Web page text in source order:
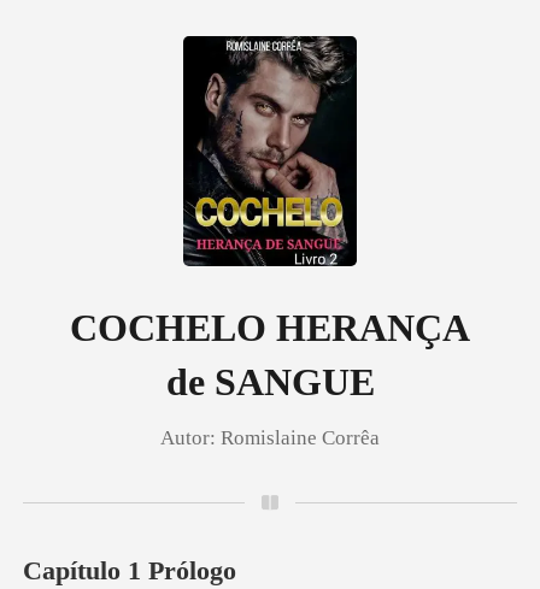
Histórico
COCHELO HERANÇA
de SANGUE
Autor: Romislaine Corrêa
Capítulo 1 Prólogo